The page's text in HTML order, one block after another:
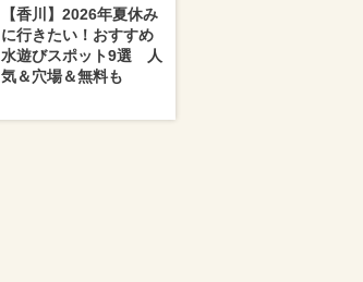
【香川】2026年夏休み
に行きたい！おすすめ
水遊びスポット9選 人
気＆穴場＆無料も